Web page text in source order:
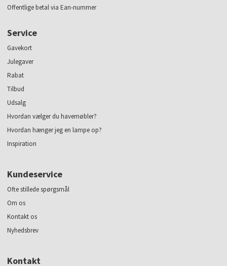
Offentlige betal via Ean-nummer
Service
Gavekort
Julegaver
Rabat
Tilbud
Udsalg
Hvordan vælger du havemøbler?
Hvordan hænger jeg en lampe op?
Inspiration
Kundeservice
Ofte stillede spørgsmål
Om os
Kontakt os
Nyhedsbrev
Kontakt